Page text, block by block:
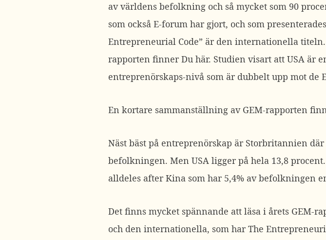
av världens befolkning och så mycket som 90
som också E-forum har gjort, och som
Entrepreneurial Code” är den internationella
rapporten finner Du här. Studien visart att USA är
entreprenörskaps-nivå som är dubbelt upp mot de
En kortare sammanställning av GEM-rapporten
Näst bäst på entreprenörskap är Storbritannien
befolkningen. Men USA ligger på hela 13,8
alldeles after Kina som har 5,4% av befolkningen
Det finns mycket spännande att läsa i årets GEM-
och den internationella, som har The